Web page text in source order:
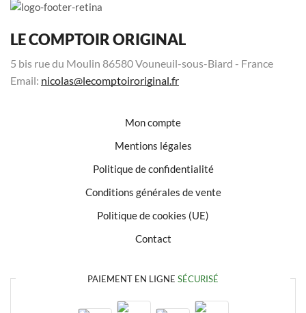
LE COMPTOIR ORIGINAL
5 bis rue du Moulin 86580 Vouneuil-sous-Biard - France
Email: nicolas@lecomptoiroriginal.fr
Mon compte
Mentions légales
Politique de confidentialité
Conditions générales de vente
Politique de cookies (UE)
Contact
PAIEMENT EN LIGNE SÉCURISÉ